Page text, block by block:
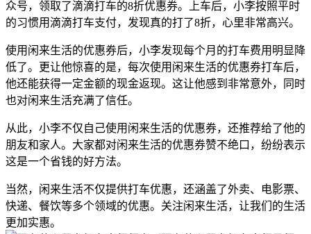
众号，领取了滴滴打车的8折优惠券。上车后，小李按照平时
的习惯用滴滴打车支付，发现真的打了8折，心里非常高兴。
使用闲来生活的优惠券后，小李发现每个月的打车费用明显降
低了。更让他惊喜的是，每次使用闲来生活的优惠券打车后，
他还能获得一定金额的现金返现。这让他感到非常意外，同时
也对闲来生活充满了信任。
从此，小李不仅自己使用闲来生活的优惠券，还推荐给了他的
朋友和家人。大家都对闲来生活的优惠券赞不绝口，纷纷表示
这是一个省钱的好方法。
当然，闲来生活不仅提供打车优惠，还涵盖了外卖、电影票、
快递、餐饮等多个领域的优惠。关注闲来生活，让我们的生活
更加实惠。